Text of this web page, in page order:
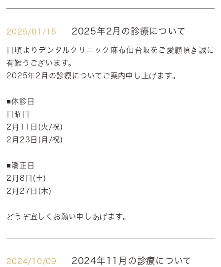
2025/01/15 2025年2月の診療について
日頃よりデンタルクリニック麻布仙台坂をご愛顧頂き誠に
有難うございます。
2025年2月の診療についてご案内申し上げます。
■休診日
日曜日
2月11日(火/祝)
2月23日(月/祝)
■矯正日
2月8日(土)
2月27日(木)
どうぞ宜しくお願い申しあげます。
2024/10/09 2024年11月の診療について